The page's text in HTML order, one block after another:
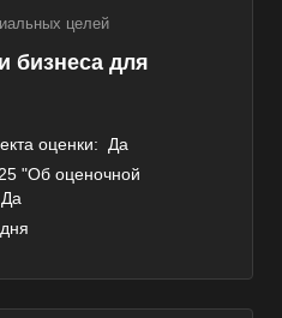
целей
бизнеса для
оценки:
Да
"Об оценочной
Да